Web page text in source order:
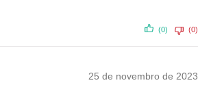
(0) (0)
25 de novembro de 2023